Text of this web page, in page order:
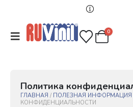
0
Политика конфиденциа
ГЛАВНАЯ / ПОЛЕЗНАЯ ИНФОРМАЦИЯ
КОНФИДЕНЦИАЛЬНОСТИ